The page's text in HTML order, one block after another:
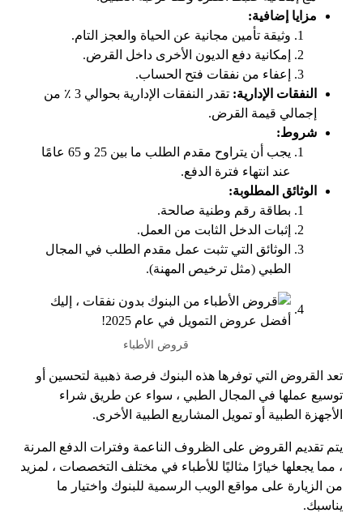
مزايا إضافية:
وثيقة تأمين مجانية عن الحياة والعجز التام.
إمكانية دفع الديون الأخرى داخل القرض.
إعفاء من نفقات فتح الحساب.
النفقات الإدارية:
تقدر النفقات الإدارية بحوالي 3 ٪ من
إجمالي قيمة القرض.
شروط:
يجب أن يتراوح مقدم الطلب ما بين 25 و 65 عامًا
عند انتهاء فترة الدفع.
الوثائق المطلوبة:
بطاقة رقم وطنية صالحة.
إثبات الدخل الثابت من العمل.
الوثائق التي تثبت عمل مقدم الطلب في المجال
الطبي (مثل ترخيص المهنة).
قروض الأطباء
تعد القروض التي توفرها هذه البنوك فرصة ذهبية لتحسين أو
توسيع عملها في المجال الطبي ، سواء عن طريق شراء
الأجهزة الطبية أو تمويل المشاريع الطبية الأخرى.
يتم تقديم القروض على الظروف الناعمة وفترات الدفع المرنة
، مما يجعلها خيارًا مثاليًا للأطباء في مختلف التخصصات ، لمزيد
من الزيارة على مواقع الويب الرسمية للبنوك واختيار ما
يناسبك.